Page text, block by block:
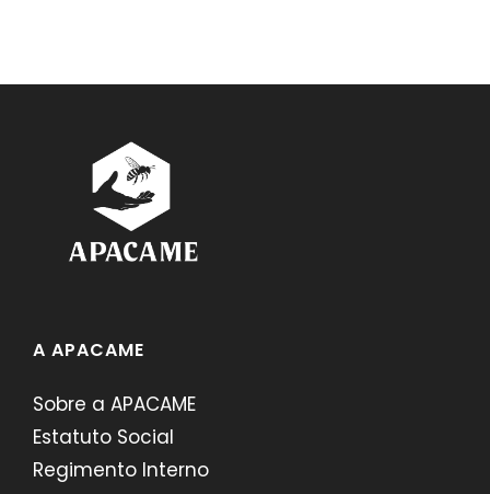
A APACAME
Sobre a APACAME
Estatuto Social
Regimento Interno